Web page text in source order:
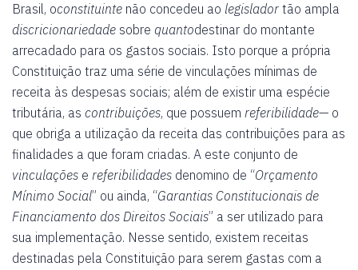
Brasil, oconstituinte não concedeu ao legislador tão ampla
discricionariedade sobre quantodestinar do montante
arrecadado para os gastos sociais. Isto porque a própria
Constituição traz uma série de vinculações mínimas de
receita às despesas sociais; além de existir uma espécie
tributária, as contribuições, que possuem referibilidade— o
que obriga a utilização da receita das contribuições para as
finalidades a que foram criadas. A este conjunto de
vinculações e referibilidades denomino de “Orçamento
Mínimo Social” ou ainda, “Garantias Constitucionais de
Financiamento dos Direitos Sociais” a ser utilizado para
sua implementação. Nesse sentido, existem receitas
destinadas pela Constituição para serem gastas com a